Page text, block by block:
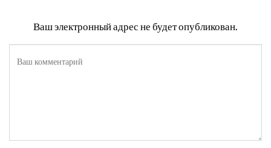
Ваш электронный адрес не будет опубликован.